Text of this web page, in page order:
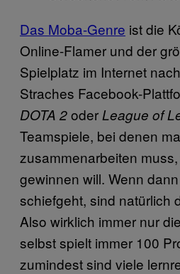
Das Moba-Genre ist die
Online-Flamer und der
Spielplatz im Internet
Straches Facebook-
DOTA 2oder League of
Teamspiele, bei denen
zusammenarbeiten
gewinnen will. Wenn
schiefgeht, sind natürlich
Also wirklich immer nur
selbst spielt immer 100
zumindest sind viele